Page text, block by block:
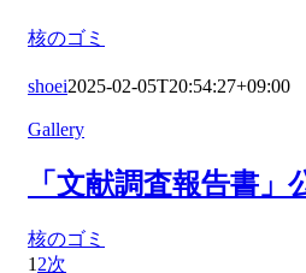
核のゴミ
shoei2025-02-05T20:54:27+09:00
Gallery
「文献調査報告書
核のゴミ
1 2次